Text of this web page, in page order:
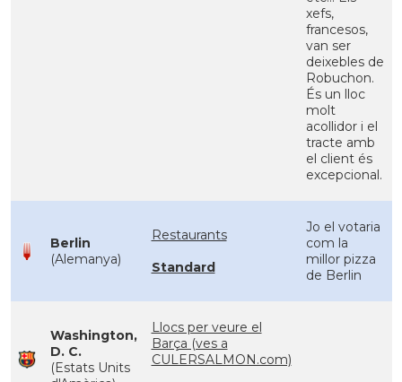
xefs,
francesos,
van ser
deixebles de
Robuchon.
És un lloc
molt
acollidor i el
tracte amb
el client és
excepcional.
Berlin
(Alemanya)
Restaurants
Standard
Jo el votaria
com la
millor pizza
de Berlin
Washington,
D. C.
(Estats Units
Llocs per veure el
Barça (ves a
CULERSALMON.com)